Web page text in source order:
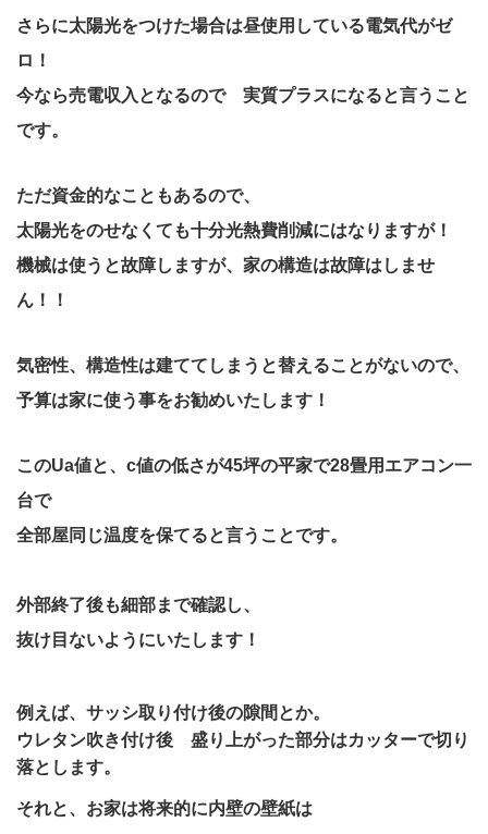
さらに太陽光をつけた場合は昼使用している電気代がゼ
ロ！
今なら売電収入となるので 実質プラスになると言うこと
です。
ただ資金的なこともあるので、
太陽光をのせなくても十分光熱費削減にはなりますが！
機械は使うと故障しますが、家の構造は故障はしませ
ん！！
気密性、構造性は建ててしまうと替えることがないので、
予算は家に使う事をお勧めいたします！
このUa値と、c値の低さが45坪の平家で28畳用エアコン一
台で
全部屋同じ温度を保てると言うことです。
外部終了後も細部まで確認し、
抜け目ないようにいたします！
例えば、サッシ取り付け後の隙間とか。
ウレタン吹き付け後 盛り上がった部分はカッターで切り
落とします。
それと、 お家は将来的に内壁の壁紙は